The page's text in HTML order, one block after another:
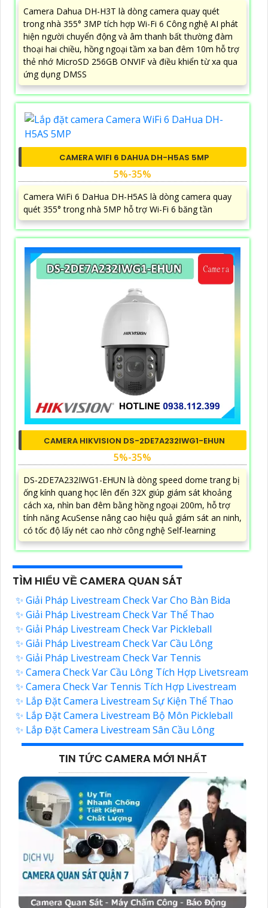
Camera Dahua DH-H3T là dòng camera quay quét
trong nhà 355° 3MP tích hợp Wi-Fi 6 Công nghệ AI phát
hiện người chuyển động và âm thanh bất thường đàm
thoại hai chiều, hồng ngoại tầm xa ban đêm 10m hỗ trợ
thẻ nhớ MicroSD 256GB ONVIF và điều khiển từ xa qua
ứng dụng DMSS
CAMERA WIFI 6 DAHUA DH-H5AS 5MP
5%-35%
Camera WiFi 6 DaHua DH-H5AS là dòng camera quay
quét 355° trong nhà 5MP hỗ trợ Wi-Fi 6 băng tần
CAMERA HIKVISION DS-2DE7A232IWG1-EHUN
5%-35%
DS-2DE7A232IWG1-EHUN là dòng speed dome trang bị
ống kính quang học lên đến 32X giúp giám sát khoảng
cách xa, nhìn ban đêm bằng hồng ngoại 200m, hỗ trợ
tính năng AcuSense nâng cao hiệu quả giám sát an ninh,
có tốc độ lấy nét cao nhờ công nghệ Self-learning
TÌM HIỂU VỀ CAMERA QUAN SÁT
✨ Giải Pháp Livestream Check Var Cho Bàn Bida
✨ Giải Pháp Livestream Check Var Thể Thao
✨ Giải Pháp Livestream Check Var Pickleball
✨ Giải Pháp Livestream Check Var Cầu Lông
✨ Giải Pháp Livestream Check Var Tennis
✨ Camera Check Var Cầu Lông Tích Hợp Livetsream
✨ Camera Check Var Tennis Tích Hợp Livestream
✨ Lắp Đặt Camera Livestream Sự Kiện Thể Thao
✨ Lắp Đặt Camera Livestream Bộ Môn Pickleball
✨ Lắp Đặt Camera Livestream Sân Cầu Lông
TIN TỨC CAMERA MỚI NHẤT